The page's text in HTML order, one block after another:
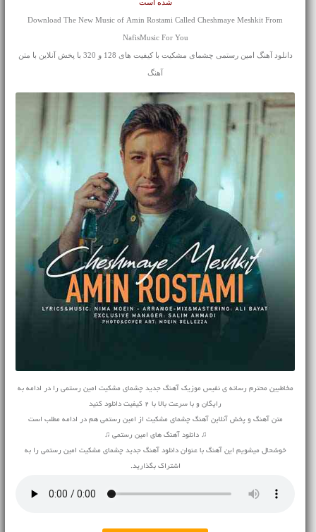
شده است
Download The New Music of Amin Rostami Called Cheshmaye Meshkit From
NafisMusic For You
دانلود آهنگ امین رستمی چشمای مشکیت با کیفیت های 128 و 320 با پخش آنلاین با متن
آهنگ
مخاطبین محترم رسانه ی نفیس موزیک آهنگ جدید چشمای مشکیت امین رستمی را در ادامه به
رایگان و با سرعت بالا با 2 کیفیت دانلود کنید
متن آهنگ و پخش آنلاین آهنگ چشمای مشکیت از امین رستمی هم در ادامه مطلب است
♫ دانلود آهنگ های امین رستمی ♫
خوشحال میشویم این آهنگ با عنوان دانلود آهنگ جدید چشمای مشکیت امین رستمی را به
اشتراک بگذارید.